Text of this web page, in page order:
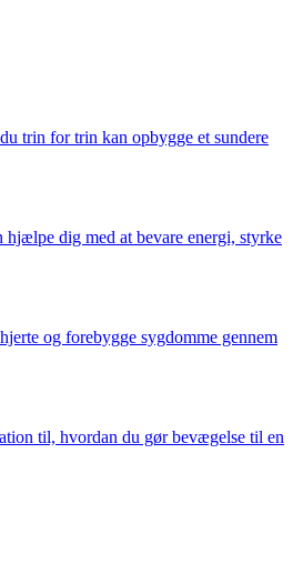
trin for trin kan opbygge et sundere
dig med at bevare energi, styrke
og forebygge sygdomme gennem
til, hvordan du gør bevægelse til en